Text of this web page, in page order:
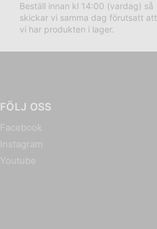
Beställ innan kl 14:00 (vardag) så
skickar vi samma dag förutsatt att
vi har produkten i lager.
FÖLJ OSS
Facebook
Instagram
Youtube